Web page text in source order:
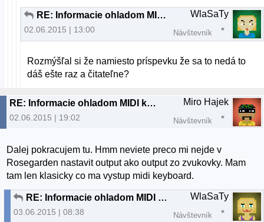
RE: Informacie ohladom MIDI keyboardu
02.06.2015 | 13:00
WlaSaTy
Návštevník
Rozmýšľal si že namiesto príspevku že sa to nedá to
dáš ešte raz a čitateľne?
RE: Informacie ohladom MIDI keyboardu
02.06.2015 | 19:02
Miro Hajek
Návštevník
Dalej pokracujem tu. Hmm neviete preco mi nejde v
Rosegarden nastavit output ako output zo zvukovky. Mam
tam len klasicky co ma vystup midi keyboard.
RE: Informacie ohladom MIDI keyboardu
03.06.2015 | 08:38
WlaSaTy
Návštevník